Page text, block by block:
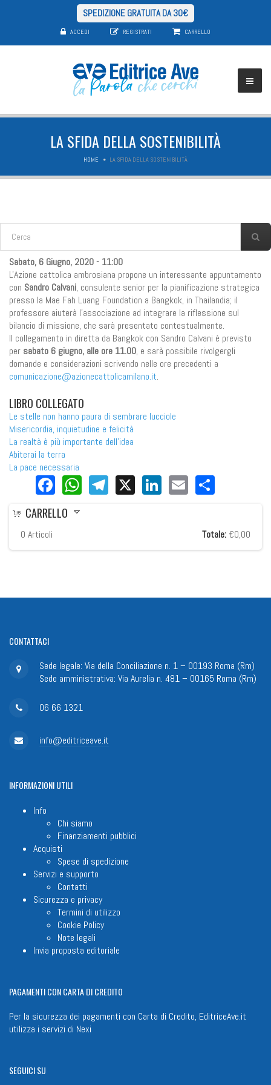
SPEDIZIONE GRATUITA DA 30€
ACCEDI REGISTRATI CARRELLO
LA SFIDA DELLA SOSTENIBILITÀ
HOME LA SFIDA DELLA SOSTENIBILITÀ
FORM DI RICERCA
Sabato, 6 Giugno, 2020 - 11:00
L'Azione cattolica ambrosiana propone un interessante appuntamento
con Sandro Calvani, consulente senior per la pianificazione strategica
presso la Mae Fah Luang Foundation a Bangkok, in Thailandia; il
professore aiuterà l'associazione ad integrare la riflessione sul
bilancio di missione, che sarà presentato contestualmente.
Il collegamento in diretta da Bangkok con Sandro Calvani è previsto
per sabato 6 giugno, alle ore 11.00, e sarà possibile rivolgergli
domande e considerazioni scrivendo nelle ore precedenti a
comunicazione@azionecattolicamilano.it.
LIBRO COLLEGATO
Le stelle non hanno paura di sembrare lucciole
Misericordia, inquietudine e felicità
La realtà è più importante dell'idea
Abiterai la terra
La pace necessaria
Facebook
WhatsApp
Telegram
X LinkedIn
Email
CARRELLO
0 Articoli Totale: €0,00
CONTATTACI
Sede legale: Via della Conciliazione n. 1 – 00193 Roma (Rm)
Sede amministrativa: Via Aurelia n. 481 – 00165 Roma (Rm)
06 66 1321
info@editriceave.it
INFORMAZIONIUTILI
Info
Chi siamo
Finanziamenti pubblici
Acquisti
Spese di spedizione
Servizi e supporto
Contatti
Sicurezza e privacy
Termini di utilizzo
Cookie Policy
Note legali
Invia proposta editoriale
PAGAMENTICON CARTA DI CREDITO
Per la sicurezza dei pagamenti con Carta di Credito, EditriceAve.it
utilizza i servizi di Nexi
SEGUICISU